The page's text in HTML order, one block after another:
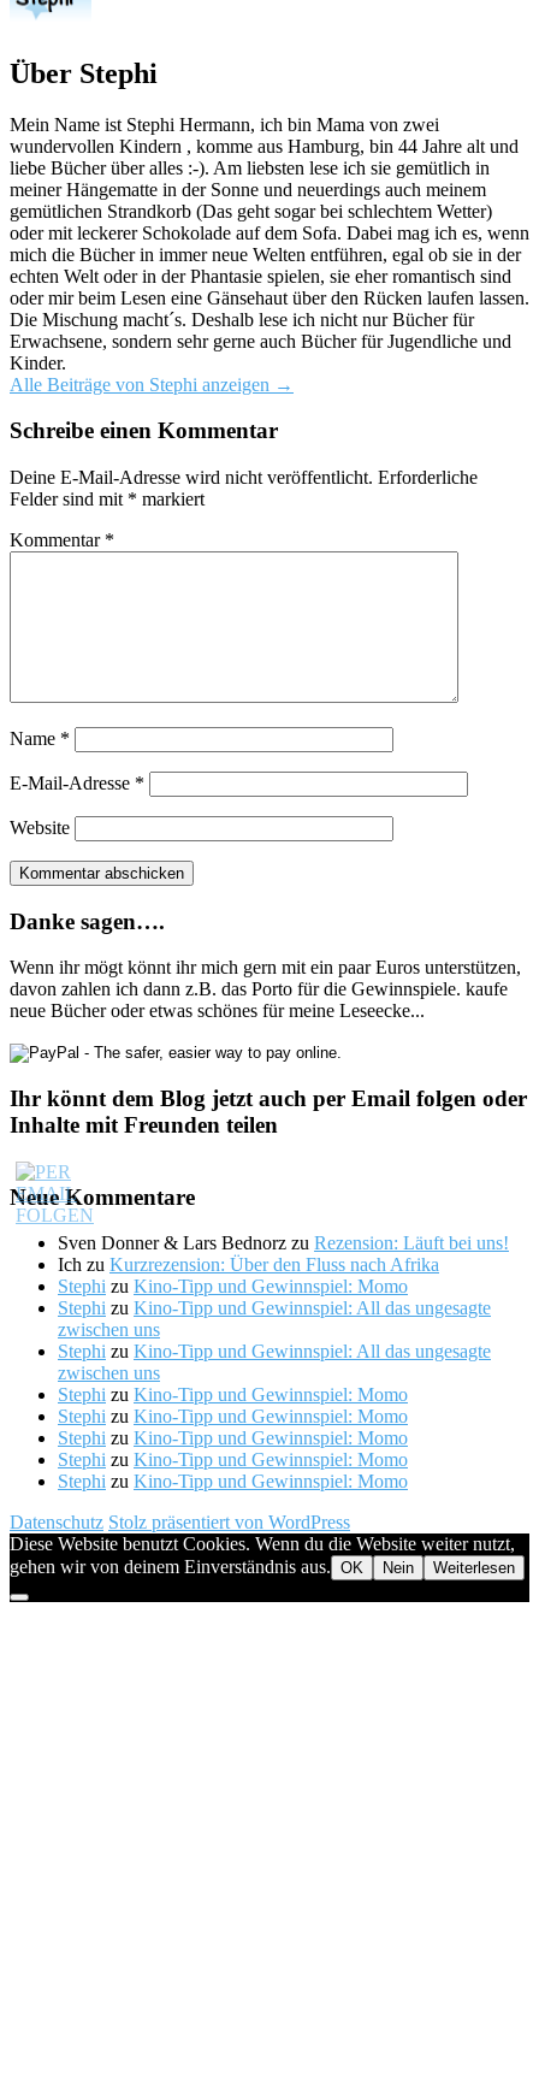
Über Stephi
Mein Name ist Stephi Hermann, ich bin Mama von zwei
wundervollen Kindern , komme aus Hamburg, bin 44 Jahre alt und
liebe Bücher über alles :-). Am liebsten lese ich sie gemütlich in
meiner Hängematte in der Sonne und neuerdings auch meinem
gemütlichen Strandkorb (Das geht sogar bei schlechtem Wetter)
oder mit leckerer Schokolade auf dem Sofa. Dabei mag ich es, wenn
mich die Bücher in immer neue Welten entführen, egal ob sie in der
echten Welt oder in der Phantasie spielen, sie eher romantisch sind
oder mir beim Lesen eine Gänsehaut über den Rücken laufen lassen.
Die Mischung macht´s. Deshalb lese ich nicht nur Bücher für
Erwachsene, sondern sehr gerne auch Bücher für Jugendliche und
Kinder.
Alle Beiträge von Stephi anzeigen →
Schreibe einen Kommentar
Deine E-Mail-Adresse wird nicht veröffentlicht. Erforderliche
Felder sind mit * markiert
Kommentar *
Name *
E-Mail-Adresse *
Website
Danke sagen….
Wenn ihr mögt könnt ihr mich gern mit ein paar Euros unterstützen,
davon zahlen ich dann z.B. das Porto für die Gewinnspiele. kaufe
neue Bücher oder etwas schönes für meine Leseecke...
Ihr könnt dem Blog jetzt auch per Email folgen oder
Inhalte mit Freunden teilen
Neue Kommentare
Sven Donner & Lars Bednorz zu Rezension: Läuft bei uns!
Ich zu Kurzrezension: Über den Fluss nach Afrika
Stephi zu Kino-Tipp und Gewinnspiel: Momo
Stephi zu Kino-Tipp und Gewinnspiel: All das ungesagte
zwischen uns
Stephi zu Kino-Tipp und Gewinnspiel: All das ungesagte
zwischen uns
Stephi zu Kino-Tipp und Gewinnspiel: Momo
Stephi zu Kino-Tipp und Gewinnspiel: Momo
Stephi zu Kino-Tipp und Gewinnspiel: Momo
Stephi zu Kino-Tipp und Gewinnspiel: Momo
Stephi zu Kino-Tipp und Gewinnspiel: Momo
Datenschutz Stolz präsentiert von WordPress
Diese Website benutzt Cookies. Wenn du die Website weiter nutzt,
gehen wir von deinem Einverständnis aus. OK Nein Weiterlesen